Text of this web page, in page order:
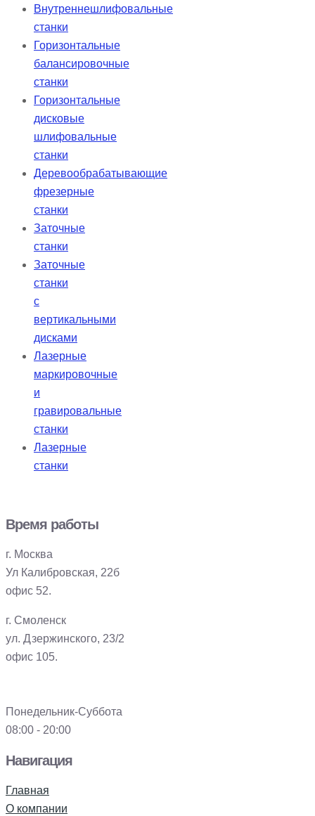
Внутреннешлифовальные
станки
Горизонтальные
балансировочные
станки
Горизонтальные
дисковые
шлифовальные
станки
Деревообрабатывающие
фрезерные
станки
Заточные
станки
Заточные
станки
с
вертикальными
дисками
Лазерные
маркировочные
и
гравировальные
станки
Лазерные
станки
Время работы
г. Москва
Ул Калибровская, 22б
офис 52.
г. Смоленск
ул. Дзержинского, 23/2
офис 105.
Понедельник-Суббота
08:00 - 20:00
Навигация
Главная
О компании